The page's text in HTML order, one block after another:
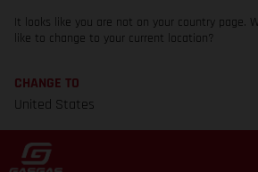
It looks like you are not on your country page.
like to change to your current location?
CHANGE TO
United States